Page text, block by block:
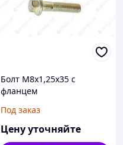
Болт М8х1,25х35 с
фланцем
Под заказ
Цену уточняйте